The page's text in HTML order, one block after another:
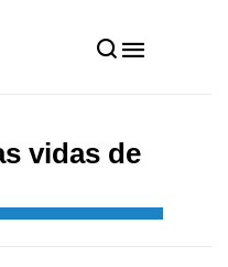
vidas de